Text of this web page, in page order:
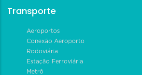
Transporte
Aeroportos
Conexão Aeroporto
Rodoviária
Estação Ferroviária
Metrô